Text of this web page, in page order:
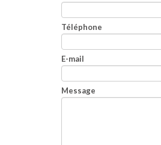
Téléphone
E-mail
Message